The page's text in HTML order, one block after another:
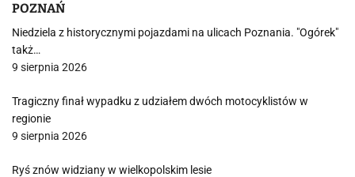
POZNAŃ
Niedziela z historycznymi pojazdami na ulicach Poznania. "Ogórek"
takż…
9 sierpnia 2026
Tragiczny finał wypadku z udziałem dwóch motocyklistów w
regionie
9 sierpnia 2026
Ryś znów widziany w wielkopolskim lesie